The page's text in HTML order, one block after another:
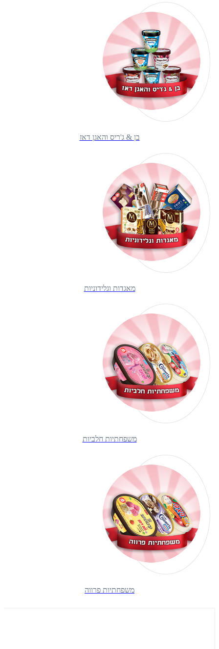
בן & ג'ריס והאגן דאז
מאגדות וגלידוניות
משפחתיות חלביות
משפחתיות פרווה